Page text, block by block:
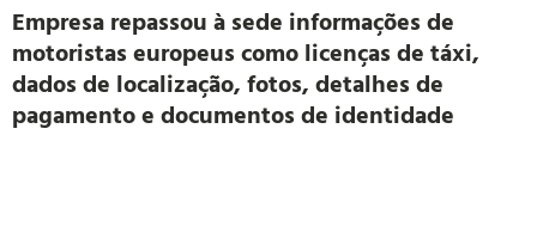
Empresa repassou à sede informações de
motoristas europeus como licenças de táxi,
dados de localização, fotos, detalhes de
pagamento e documentos de identidade